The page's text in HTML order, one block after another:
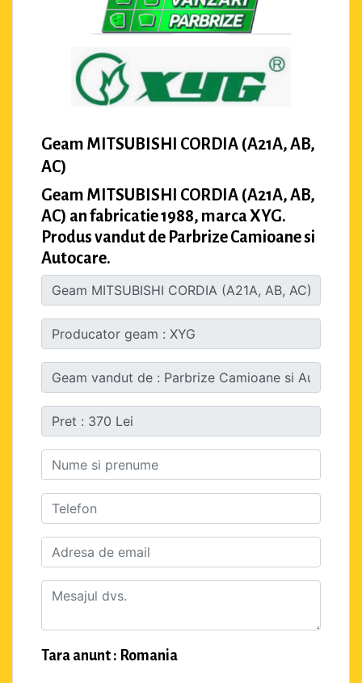
Geam MITSUBISHI CORDIA (A21A, AB,
AC)
Geam MITSUBISHI CORDIA (A21A, AB,
AC) an fabricatie 1988, marca XYG.
Produs vandut de Parbrize Camioane si
Autocare.
Tara anunt : Romania